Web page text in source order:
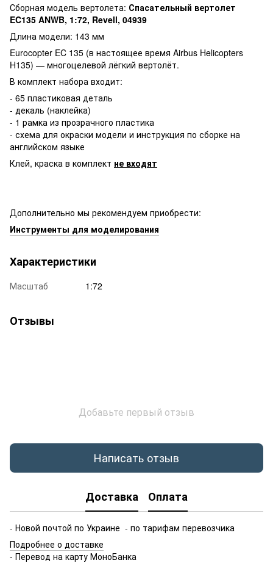
Сборная модель вертолета: Спасательный вертолет
EC135 ANWB, 1:72, Revell, 04939
Длина модели: 143 мм
Eurocopter EC 135 (в настоящее время Airbus Helicopters
H135) — многоцелевой лёгкий вертолёт.
В комплект набора входит:
- 65 пластиковая деталь
- декаль (наклейка)
- 1 рамка из прозрачного пластика
- схема для окраски модели и инструкция по сборке на
английском языке
Клей, краска в комплект не входят
Дополнительно мы рекомендуем приобрести:
Инструменты для моделирования
Характеристики
Масштаб 1:72
Отзывы
Добавьте первый отзыв
Написать отзыв
Доставка Оплата
- Новой почтой по Украине - по тарифам перевозчика
Подробнее о доставке
- Перевод на карту МоноБанка